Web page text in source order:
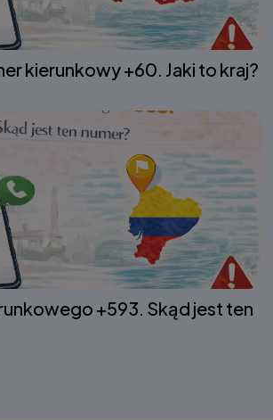
kierunkowy +60. Jaki to kraj?
+593. Skąd jest ten